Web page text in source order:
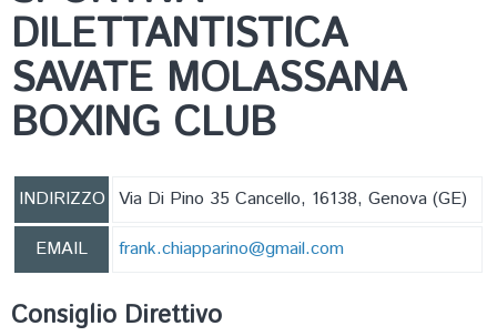
NEWS
PALESTRE
TECNICI
ATLETI
AFFILIAZIONE E TESSERAMENTO
FORMAZIONE
DILETTANTISTICA
SAVATE MOLASSANA
BOXING CLUB
INDIRIZZO Via Di Pino 35 Cancello, 16138, Genova (GE)
EMAIL
frank.chiapparino@gmail.com
Consiglio Direttivo